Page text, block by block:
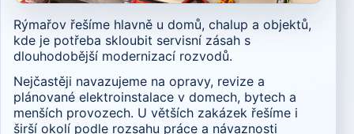
Rýmařov řešíme hlavně u domů, chalup a objektů,
kde je potřeba skloubit servisní zásah s
dlouhodobější modernizací rozvodů.
Nejčastěji navazujeme na opravy, revize a
plánované elektroinstalace v domech, bytech a
menších provozech. U větších zakázek řešíme i
širší okolí podle rozsahu práce a návaznosti